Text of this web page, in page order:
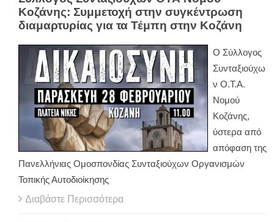
Κοζάνης: Συμμετοχή στην συγκέντρωση
διαμαρτυρίας για τα Τέμπη στην Κοζάνη
Ο Σύλλογος
Συνταξιούχω
ν Ο.Τ.Α.
Νομού
Κοζάνης,
ύστερα από
απόφαση της
Πανελλήνιας Ομοσπονδίας Συνταξιούχων Οργανισμών
Τοπικής Αυτοδιοίκησης
Διαβάστε Περισσότερα